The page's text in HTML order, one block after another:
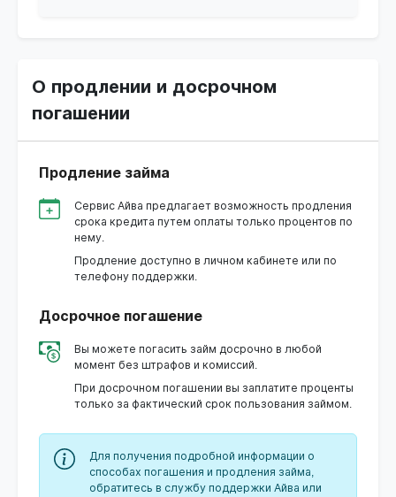
О продлении и досрочном
погашении
Продление займа
Сервис Айва предлагает возможность продления
срока кредита путем оплаты только процентов по
нему.
Продление доступно в личном кабинете или по
телефону поддержки.
Досрочное погашение
Вы можете погасить займ досрочно в любой
момент без штрафов и комиссий.
При досрочном погашении вы заплатите проценты
только за фактический срок пользования займом.
Для получения подробной информации о
способах погашения и продления займа,
обратитесь в службу поддержки Айва или